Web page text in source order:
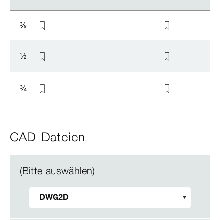
⅜
½
¾
CAD-Dateien
(Bitte auswählen)